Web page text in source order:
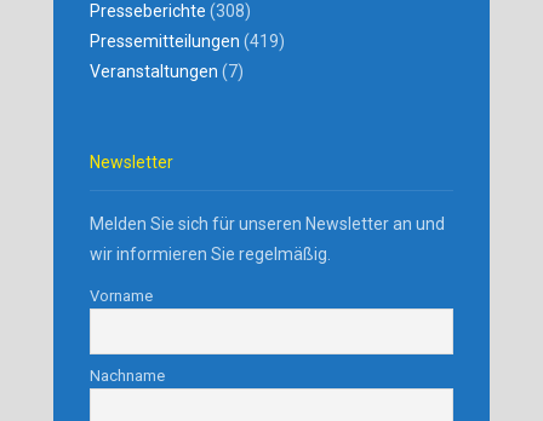
Presseberichte (308)
Pressemitteilungen (419)
Veranstaltungen (7)
Newsletter
Melden Sie sich für unseren Newsletter an und
wir informieren Sie regelmäßig.
Vorname
Nachname